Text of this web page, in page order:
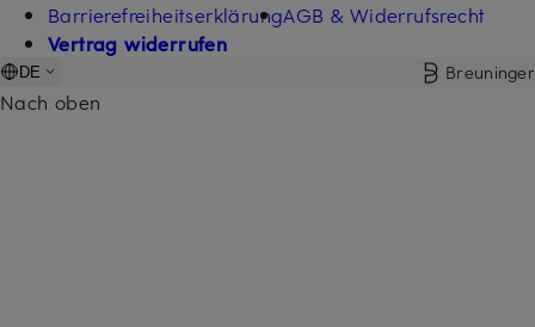
BarrierefreiheitserklärungAGB & Widerrufsrecht
Vertrag widerrufen
DE Breuninger
Nach oben